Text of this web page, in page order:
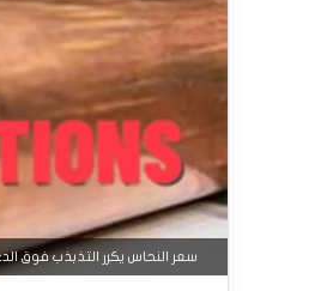
سعر النحاس يكرر التذبذب فوق الدعم –